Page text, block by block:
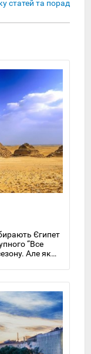
статей та порад
Єгипет
“Все
Але якщо
пару
що